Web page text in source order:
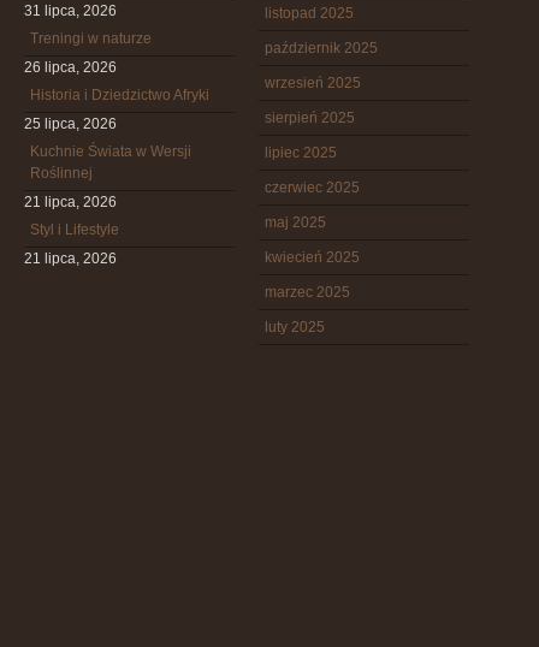
31 lipca, 2026
Treningi w naturze
26 lipca, 2026
Historia i Dziedzictwo Afryki
25 lipca, 2026
Kuchnie Świata w Wersji
Roślinnej
21 lipca, 2026
Styl i Lifestyle
21 lipca, 2026
listopad 2025
październik 2025
wrzesień 2025
sierpień 2025
lipiec 2025
czerwiec 2025
maj 2025
kwiecień 2025
marzec 2025
luty 2025